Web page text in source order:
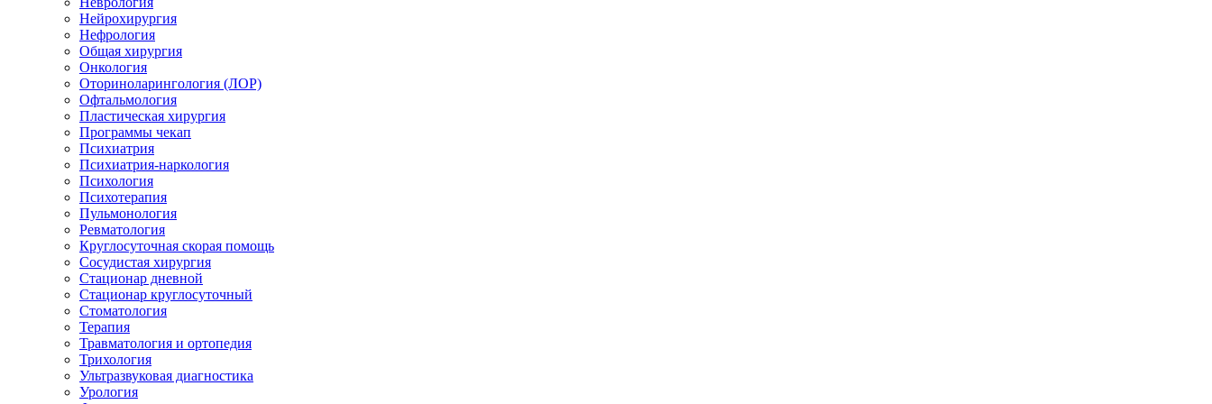
Нейрохирургия
Нефрология
Общая хирургия
Онкология
Оториноларингология (ЛОР)
Офтальмология
Пластическая хирургия
Программы чекап
Психиатрия
Психиатрия-наркология
Психология
Психотерапия
Пульмонология
Ревматология
Круглосуточная скорая помощь
Сосудистая хирургия
Стационар дневной
Стационар круглосуточный
Стоматология
Терапия
Травматология и ортопедия
Трихология
Ультразвуковая диагностика
Урология